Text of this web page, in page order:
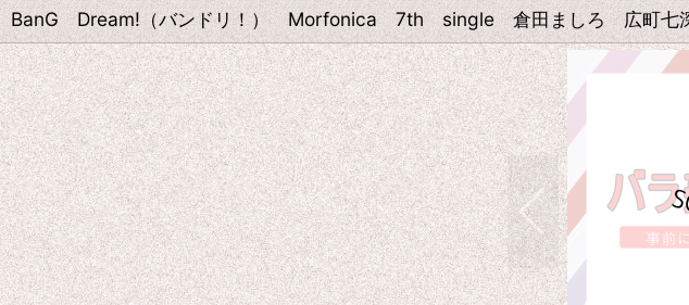
BanG Dream!（バンドリ！） Morfonica 7th single 倉田ましろ 広町